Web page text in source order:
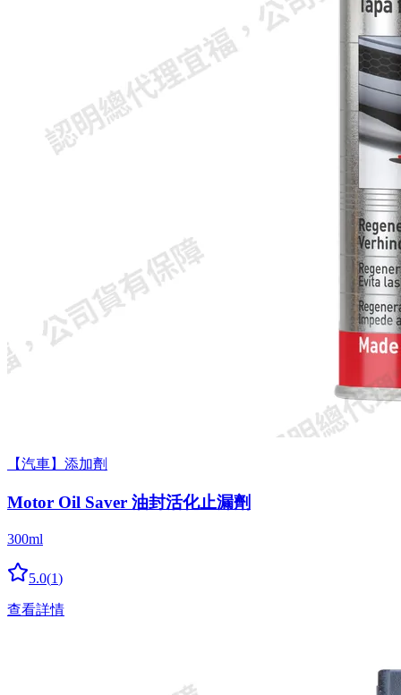
【汽車】添加劑
Motor Oil Saver 油封活化止漏劑
300ml
5.0(1)
查看詳情